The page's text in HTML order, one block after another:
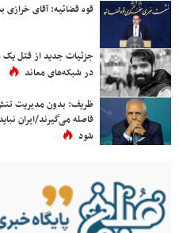
قوه قضائیه: آقای خرازی
جزئیات جدید از قتل
در شبکه‌های معاند
ظریف: بدون مدیریت تنش
فاصله می‌گیرند/ایران
شود